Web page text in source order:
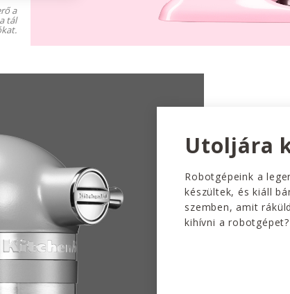
a
tál
Utoljára
Robotgépeink a
készültek, és kiáll
szemben, amit
kihívni a robotgépet?